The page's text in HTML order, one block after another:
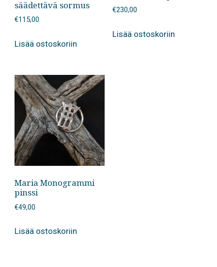
säädettävä sormus
€115,00
Lisää ostoskoriin
€230,00
Lisää ostoskoriin
Maria Monogrammi
pinssi
€49,00
Lisää ostoskoriin